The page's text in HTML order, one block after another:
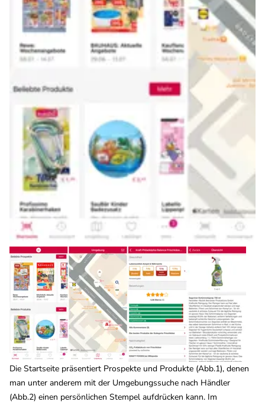
Die Startseite präsentiert Prospekte und Produkte (Abb.1), denen
man unter anderem mit der Umgebungssuche nach Händler
(Abb.2) einen persönlichen Stempel aufdrücken kann. Im